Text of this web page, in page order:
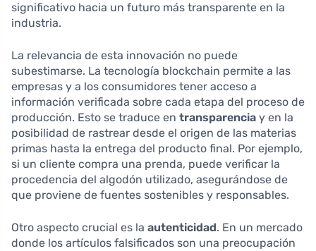
significativo hacia un futuro más transparente en la
industria.
La relevancia de esta innovación no puede
subestimarse. La tecnología blockchain permite a las
empresas y a los consumidores tener acceso a
información verificada sobre cada etapa del proceso de
producción. Esto se traduce en transparencia y en la
posibilidad de rastrear desde el origen de las materias
primas hasta la entrega del producto final. Por ejemplo,
si un cliente compra una prenda, puede verificar la
procedencia del algodón utilizado, asegurándose de
que proviene de fuentes sostenibles y responsables.
Otro aspecto crucial es la autenticidad. En un mercado
donde los artículos falsificados son una preocupación